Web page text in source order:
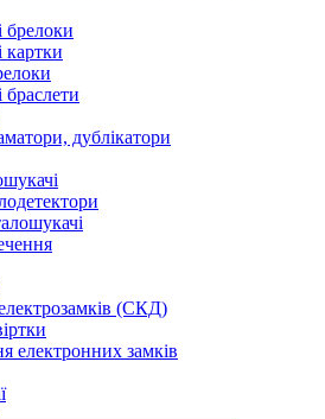
брелоки
картки
браслети
дублікатори
(СКД)
електронних замків